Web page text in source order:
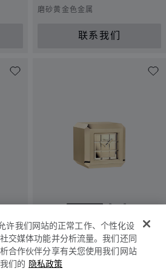
磨砂黄金色金属
联系我们
ICE CUBE座钟
抛光与磨砂玫瑰金色金属
许我们网站的正常工作、个性化设
交媒体功能并分析流量。我们还同
合作伙伴分享有关您使用我们网站
们的 隐私政策